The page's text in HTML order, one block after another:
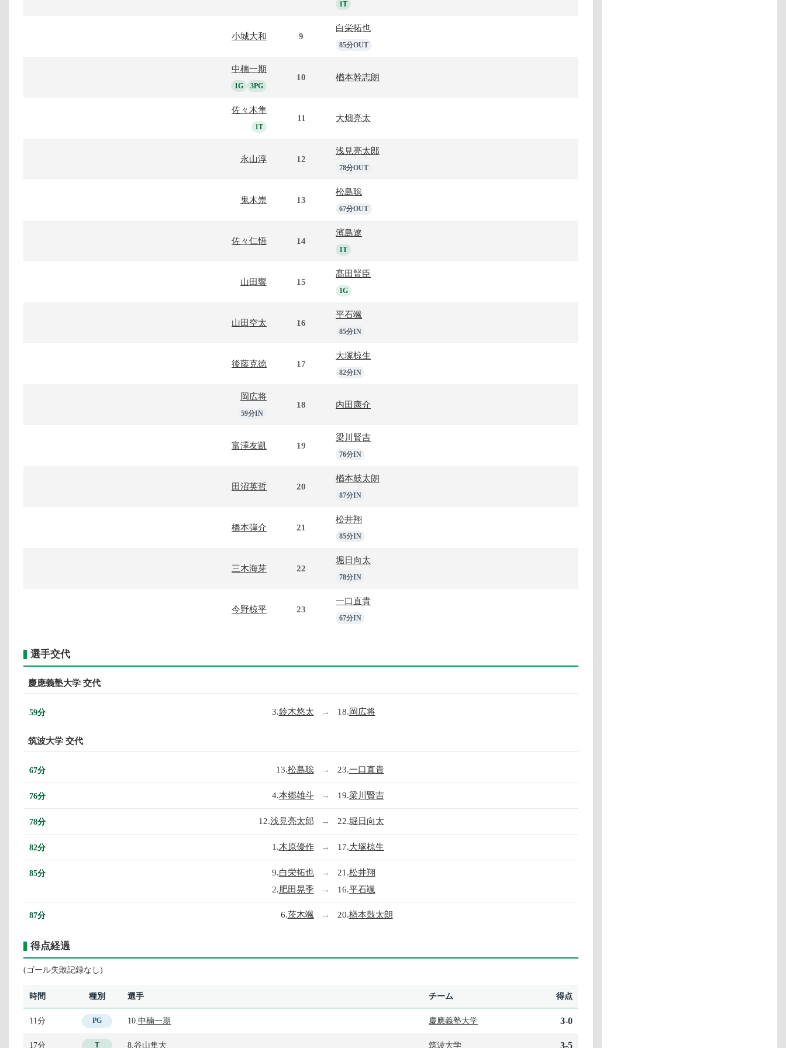
1T
小城大和 9
白栄拓也
85分OUT
中楠一期
1G 3PG
10 楢本幹志朗
佐々木隼
1T
11 大畑亮太
永山淳 12
浅見亮太郎
78分OUT
鬼木崇 13
松島聡
67分OUT
佐々仁悟 14
濱島遼
1T
山田響 15
髙田賢臣
1G
山田空太 16
平石颯
85分IN
後藤克徳 17
大塚椋生
82分IN
岡広将
59分IN
18 内田康介
富澤友凱 19
梁川賢吉
76分IN
田沼英哲 20
楢本鼓太朗
87分IN
橋本弾介 21
松井翔
85分IN
三木海芽 22
堀日向太
78分IN
今野椋平 23
一口直貴
67分IN
選手交代
慶應義塾大学 交代
59分 3.鈴木悠太 → 18.岡広将
筑波大学 交代
67分 13.松島聡 → 23.一口直貴
76分 4.本郷雄斗 → 19.梁川賢吉
78分 12.浅見亮太郎 → 22.堀日向太
82分 1.木原優作 → 17.大塚椋生
85分 9.白栄拓也 → 21.松井翔
2.肥田晃季 → 16.平石颯
87分 6.茨木颯 → 20.楢本鼓太朗
得点経過
(ゴール失敗記録なし)
時間 種別 選手 チーム 得点
11分 PG 10. 中楠一期 慶應義塾大学 3-0
17分 T 8. 谷山隼大 筑波大学 3-5